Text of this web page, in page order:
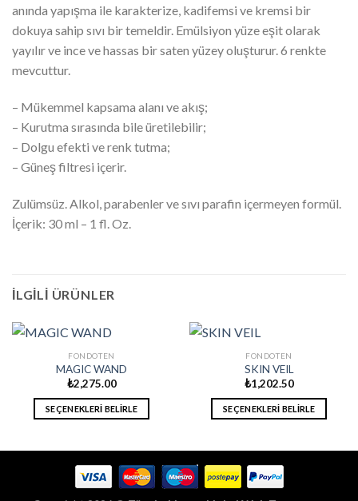
anında yapışma ile karakterize, kadifemsi ve kremsi bir
dokuya sahip sıvı bir temeldir. Emülsiyon yüze eşit olarak
yayılır ve ince ve hassas bir saten yüzey oluşturur. 6 renkte
mevcuttur.
– Mükemmel kapsama alanı ve akış;
– Kurutma sırasında bile üretilebilir;
– Dolgu efekti ve renk tutma;
– Güneş filtresi içerir.
Zulümsüz. Alkol, parabenler ve sıvı parafin içermeyen formül.
İçerik: 30 ml – 1 fl. Oz.
İLGILI ÜRÜNLER
FONDOTEN
MAGIC WAND
₺2,275.00
SEÇENEKLERI BELIRLE
fazla
FONDOTEN
SKIN VEIL
₺1,202.50
SEÇENEKLERI BELIRLE
fazla